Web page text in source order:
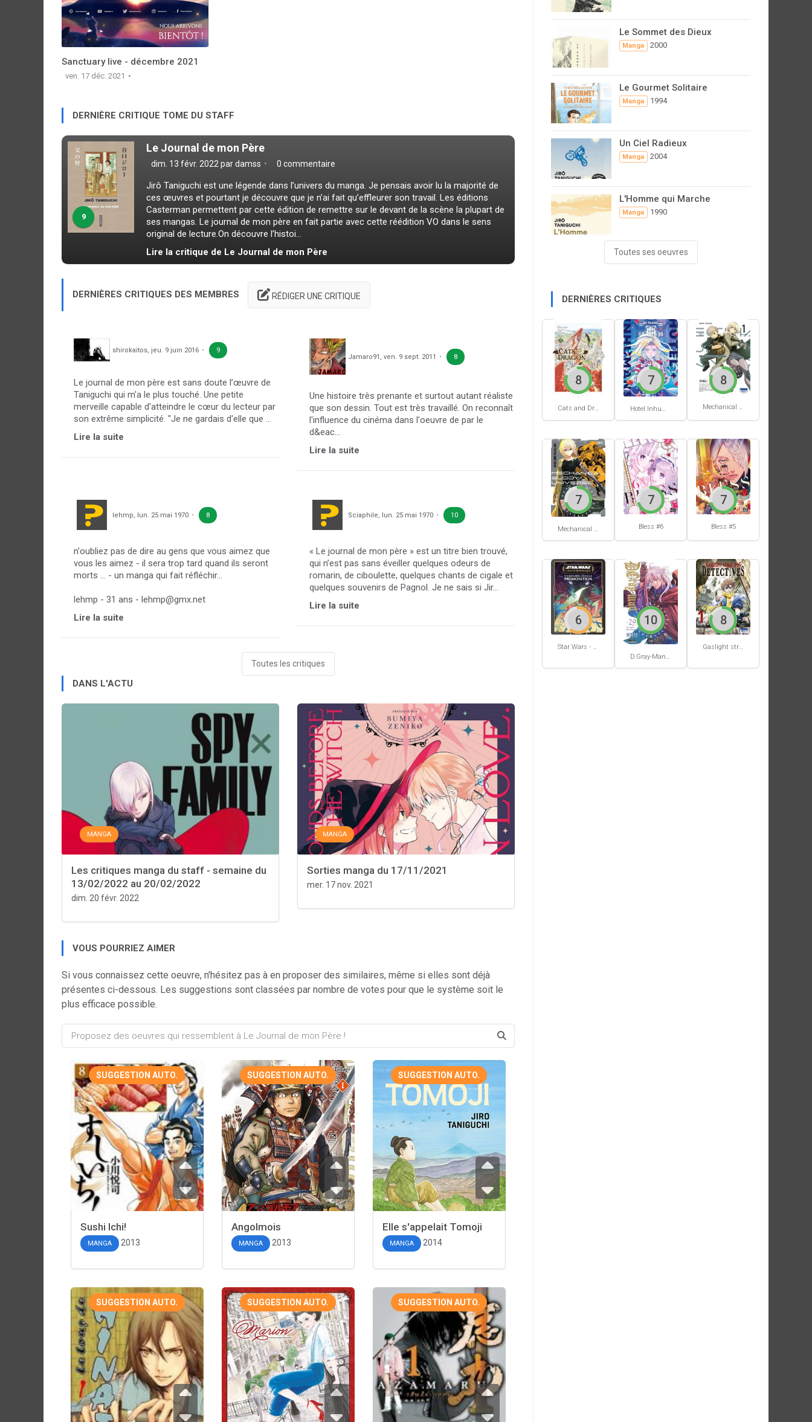
Sanctuary live - décembre 2021
ven. 17 déc. 2021
DERNIÈRE CRITIQUE TOME DU STAFF
9
Le Journal de mon Père
dim. 13 févr. 2022 pardamss 0 commentaire
Jirô Taniguchi est une légende dans l’univers du manga. Je pensais avoir lu la majorité de
ces œuvres et pourtant je découvre que je n’ai fait qu’effleurer son travail. Les éditions
Casterman permettent par cette édition de remettre sur le devant de la scène la plupart de
ses mangas. Le journal de mon père en fait partie avec cette réédition VO dans le sens
original de lecture.On découvre l’histoi...
Lire la critique de Le Journal de mon Père
DERNIÈRES CRITIQUES DES MEMBRES RÉDIGER UNE CRITIQUE
shirokaitos, jeu. 9 juin 2016 9
Le journal de mon père est sans doute l’œuvre de
Taniguchi qui m'a le plus touché. Une petite
merveille capable d'atteindre le cœur du lecteur par
son extrême simplicité. "Je ne gardais d'elle que ...
Lire la suite
Jamaro91 , ven. 9 sept. 2011 8
Une histoire très prenante et surtout autant réaliste
que son dessin. Tout est très travaillé. On reconnaît
l'influence du cinéma dans l'oeuvre de par le
d&eac...
Lire la suite
lehmp, lun. 25 mai 1970 8
n'oubliez pas de dire au gens que vous aimez que
vous les aimez - il sera trop tard quand ils seront
morts ... - un manga qui fait réfléchir...
lehmp - 31 ans - lehmp@gmx.net
Lire la suite
Sciaphile, lun. 25 mai 1970 10
« Le journal de mon père » est un titre bien trouvé,
qui n’est pas sans éveiller quelques odeurs de
romarin, de ciboulette, quelques chants de cigale et
quelques souvenirs de Pagnol. Je ne sais si Jir...
Lire la suite
Toutes les critiques
DANS L'ACTU
MANGA
Les critiques manga du staff - semaine du
13/02/2022 au 20/02/2022
dim. 20 févr. 2022
MANGA
Sorties manga du 17/11/2021
mer. 17 nov. 2021
VOUS POURRIEZ AIMER
Si vous connaissez cette oeuvre, n'hésitez pas à en proposer des similaires, même si elles sont déjà
présentes ci-dessous. Les suggestions sont classées par nombre de votes pour que le système soit le
plus efficace possible.
SUGGESTION AUTO.
Sushi Ichi!
MANGA 2013
SUGGESTION AUTO.
Angolmois
MANGA 2013
SUGGESTION AUTO.
Elle s'appelait Tomoji
MANGA 2014
SUGGESTION AUTO. SUGGESTION AUTO. SUGGESTION AUTO.
Le Sommet des Dieux
Manga 2000
Le Gourmet Solitaire
Manga 1994
Un Ciel Radieux
Manga 2004
L'Homme qui Marche
Manga 1990
Toutes ses oeuvres
DERNIÈRES CRITIQUES
Cats and Dragon #3
8
Hotel Inhumans #1
7
Mechanical Buddy Universe #1
8
Mechanical Buddy Universe #0
7
Bless #6
7
Bless #5
7
6
D.Gray-Man #29
10 8